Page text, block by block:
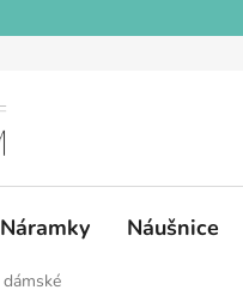
Náramky Náušnice
dámské